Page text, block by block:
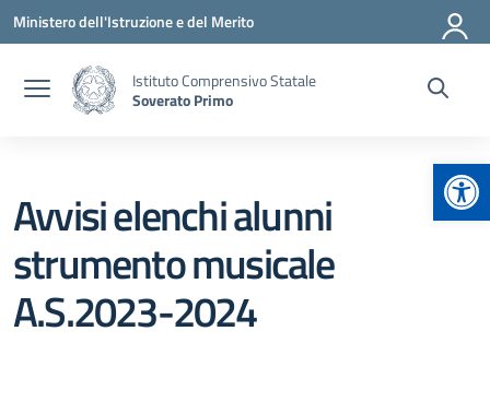
Vai ai contenuti
Vai al menu di navigazione
Vai al footer
Ministero dell'Istruzione e del Merito
Istituto Comprensivo Statale
Soverato Primo
Avvisi elenchi alunni
strumento musicale
A.S.2023-2024